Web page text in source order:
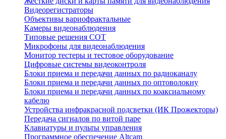
Видеорегистраторы
Объективы вариофрактальные
Камеры видеонаблюдения
Типовые решения СОТ
Микрофоны для видеонаблюдения
Монитор тестеры и тестовое оборудование
Цифровые системы видеоконтроля
Блоки приема и передачи данных по радиоканалу
Блоки приема и передачи данных по оптоволокну
Блоки приема и передачи данных по коаксиальному
кабелю
Устройства инфракрасной подсветки (ИК Прожекторы)
Передача сигналов по витой паре
Клавиатуры и пульты управления
Программное обеспечение Altcam